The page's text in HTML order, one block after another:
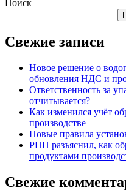
Поиск
Свежие записи
Новое решение о
обновления НДС и
Ответственность за
отчитывается?
Как изменился учёт
производстве
Новые правила
РПН разъяснил, как
продуктами
Свежие